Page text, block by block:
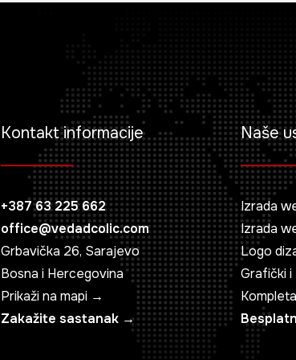
Kontakt informacije
+387 63 225 662
office@vedadcolic.com
Grbavička 26, Sarajevo
Bosna i Hercegovina
Prikaži na mapi →
Zakažite sastanak →
Naše
Izrada
Izrada
Logo
Grafički i